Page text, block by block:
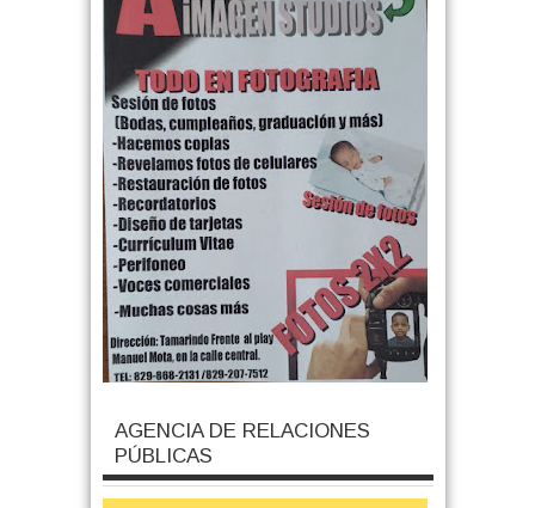
AGENCIA DE RELACIONES
PÚBLICAS